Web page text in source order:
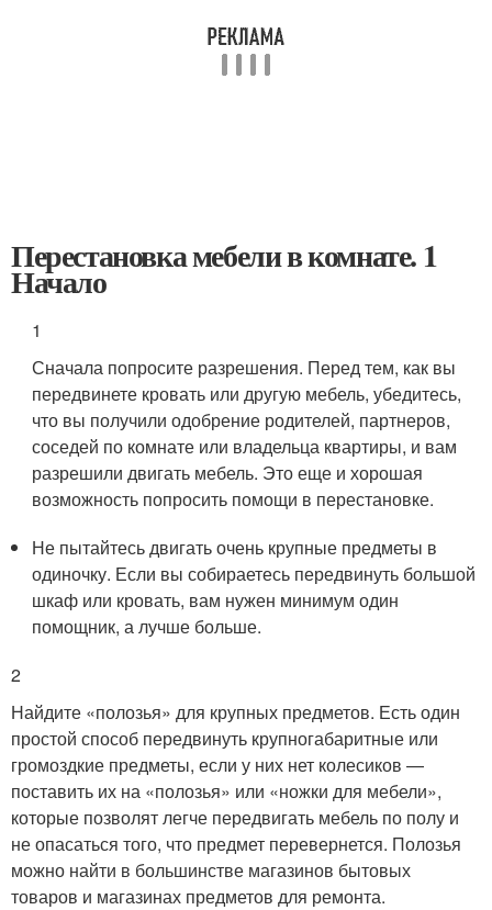
Перестановка мебели в комнате. 1
Начало
1
Сначала попросите разрешения. Перед тем, как вы
передвинете кровать или другую мебель, убедитесь,
что вы получили одобрение родителей, партнеров,
соседей по комнате или владельца квартиры, и вам
разрешили двигать мебель. Это еще и хорошая
возможность попросить помощи в перестановке.
Не пытайтесь двигать очень крупные предметы в
одиночку. Если вы собираетесь передвинуть большой
шкаф или кровать, вам нужен минимум один
помощник, а лучше больше.
2
Найдите «полозья» для крупных предметов. Есть один
простой способ передвинуть крупногабаритные или
громоздкие предметы, если у них нет колесиков —
поставить их на «полозья» или «ножки для мебели»,
которые позволят легче передвигать мебель по полу и
не опасаться того, что предмет перевернется. Полозья
можно найти в большинстве магазинов бытовых
товаров и магазинах предметов для ремонта.